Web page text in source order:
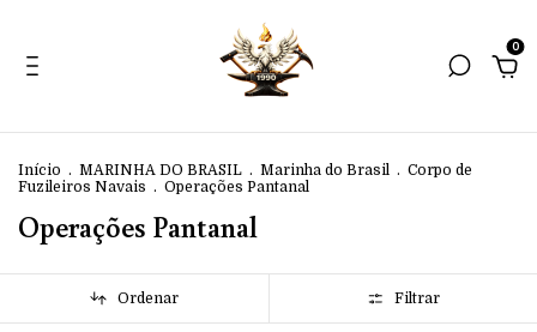
0
Início . MARINHA DO BRASIL . Marinha do Brasil . Corpo de
Fuzileiros Navais . Operações Pantanal
Operações Pantanal
Ordenar Filtrar